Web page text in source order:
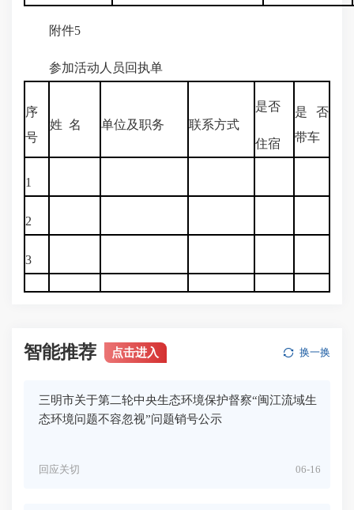
附件5
参加活动人员回执单
序
号
姓 名 单位及职务 联系方式
是否
住宿
是否
带车
1
2
3
智能推荐 点击进入 换一换
三明市关于第二轮中央生态环境保护督察“闽江流域生
态环境问题不容忽视”问题销号公示
06-16
回应关切